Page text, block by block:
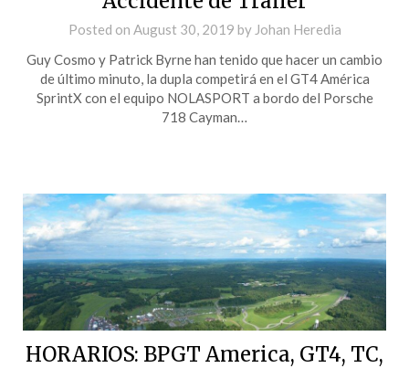
Posted on August 30, 2019 by Johan Heredia
Guy Cosmo y Patrick Byrne han tenido que hacer un cambio
de último minuto, la dupla competirá en el GT4 América
SprintX con el equipo NOLASPORT a bordo del Porsche
718 Cayman…
HORARIOS: BPGT America, GT4, TC,